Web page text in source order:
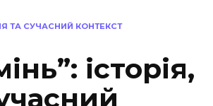
ТА СУЧАСНИЙ КОНТЕКСТ
історія,